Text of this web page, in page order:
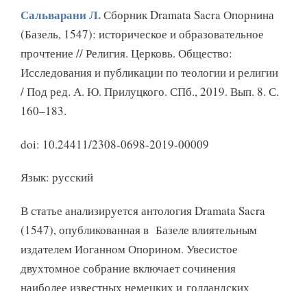
Сальварани Л.Сборник Dramata Sacra Опорнина
(Базель, 1547): историческое и образовательное
прочтение // Религия. Церковь. Общество:
Исследования и публикации по теологии и религии
/ Под ред. А. Ю. Прилуцкого. СПб., 2019. Вып. 8. С.
160–183.
doi: 10.24411/2308-0698-2019-00009
Язык: русский
В статье анализируется антология Dramata Sacra
(1547), опубликованная в Базеле влиятельным
издателем Иоганном Опорином. Увесистое
двухтомное собрание включает сочинения
наиболее известных немецких и голландских